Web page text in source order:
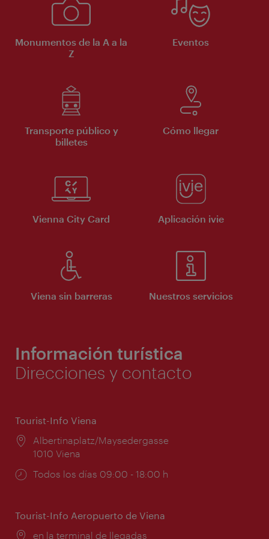
Monumentos de la A a la
Z
Eventos
Transporte público y
billetes
Cómo llegar
Vienna City Card Aplicación ivie
Viena sin barreras Nuestros servicios
Información turística
Direcciones y contacto
Tourist-Info Viena
Lugar:
Albertinaplatz/Maysedergasse
1010 Viena
Horarios
Todos los días 09:00 - 18:00 h
Tourist-Info Aeropuerto de Viena
Lugar:
en la terminal de llegadas